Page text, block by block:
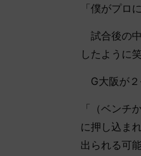
「僕がプロ
試合後の
したように
G大阪が２
「（ベンチ
に押し込ま
出られる可